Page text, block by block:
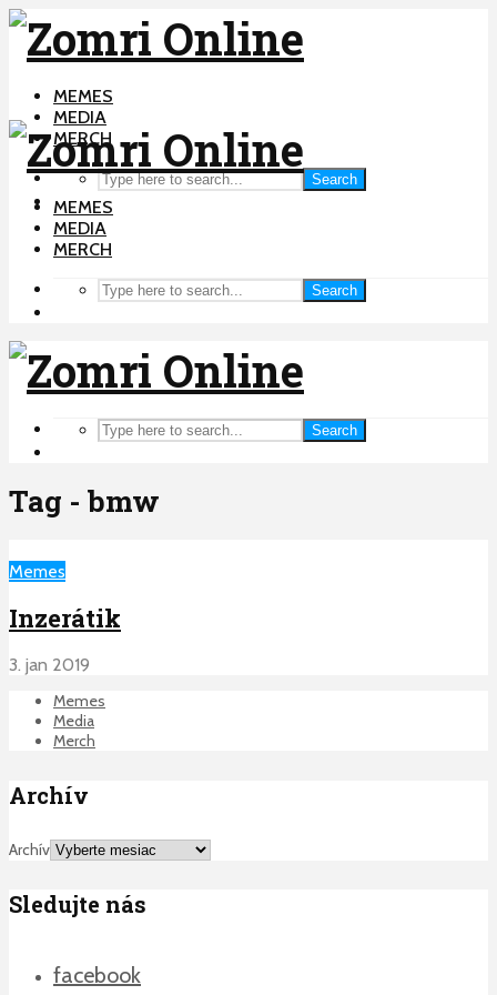
MEMES
MEDIA
MERCH
Search
MEMES
MEDIA
MERCH
Search
Search
Tag - bmw
Memes
Inzerátik
3. jan 2019
Memes
Media
Merch
Archív
Archív
Sledujte nás
facebook